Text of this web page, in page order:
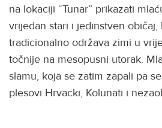
na lokaciji “Tunar” prikazati
vrijedan stari i jedinstven običaj,
tradicionalno održava zimi u
točnije na mesopusni utorak.
slamu, koja se zatim zapali pa
plesovi Hrvacki, Kolunati i